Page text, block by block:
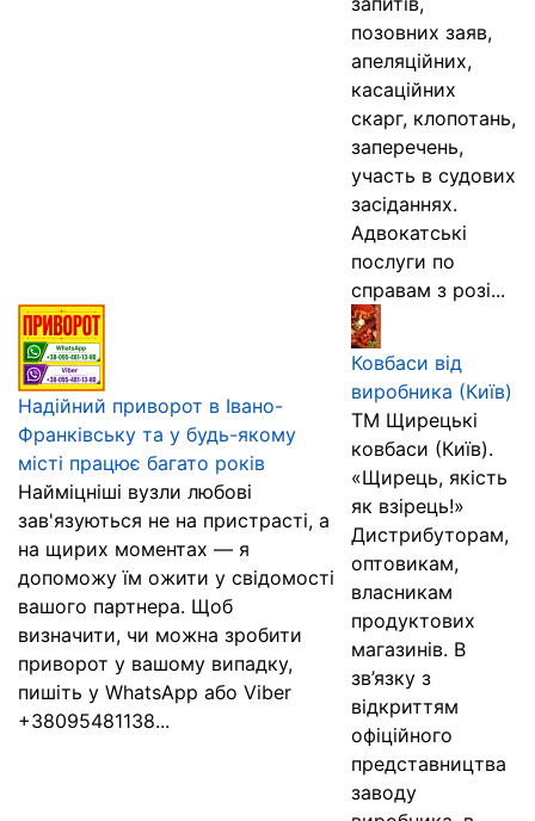
позовних заяв,
апеляційних,
касаційних
скарг, клопотань,
заперечень,
участь в судових
засіданнях.
Адвокатські
послуги по
справам з розі...
Надійний приворот в Івано-
Франківську та у будь-якому
місті працює багато років
Найміцніші вузли любові
зав'язуються не на пристрасті, а
на щирих моментах — я
допоможу їм ожити у свідомості
вашого партнера. Щоб
визначити, чи можна зробити
приворот у вашому випадку,
пишіть у WhatsApp або Viber
+38095481138...
Ковбаси від
виробника (Київ)
ТМ Щирецькі
ковбаси (Київ).
«Щирець, якість
як взірець!»
Дистрибуторам,
оптовикам,
власникам
продуктових
магазинів. В
зв’язку з
відкриттям
офіційного
представництва
заводу